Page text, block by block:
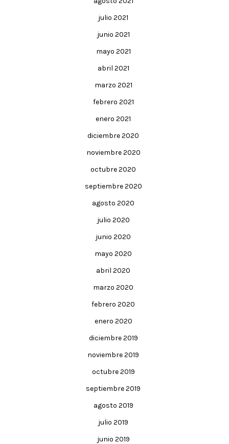
julio 2021
junio 2021
mayo 2021
abril 2021
marzo 2021
febrero 2021
enero 2021
diciembre 2020
noviembre 2020
octubre 2020
septiembre 2020
agosto 2020
julio 2020
junio 2020
mayo 2020
abril 2020
marzo 2020
febrero 2020
enero 2020
diciembre 2019
noviembre 2019
octubre 2019
septiembre 2019
agosto 2019
julio 2019
junio 2019